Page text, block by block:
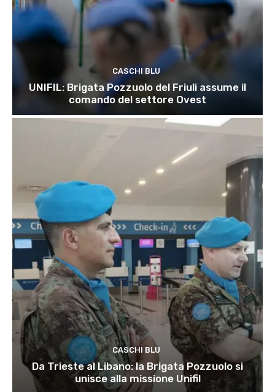
CASCHI BLU
UNIFIL: Brigata Pozzuolo del Friuli assume il
comando del settore Ovest
CASCHI BLU
Da Trieste al Libano: la Brigata Pozzuolo si
unisce alla missione Unifil